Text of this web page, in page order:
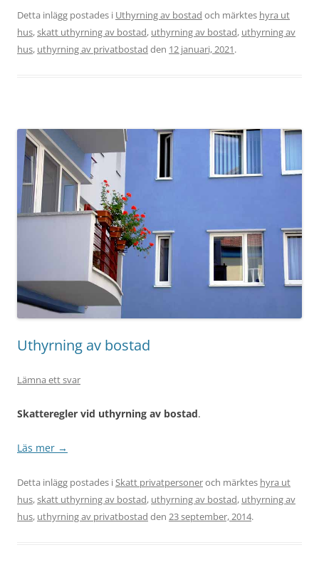
Detta inlägg postades i Uthyrning av bostad och märktes hyra ut
hus,skatt uthyrning av bostad, uthyrning av bostad, uthyrning av
hus, uthyrning av privatbostad den 12 januari, 2021.
Uthyrning av bostad
Lämna ett svar
Skatteregler vid uthyrning av bostad.
Läs mer →
Detta inlägg postades iSkatt privatpersoneroch märktes hyra ut
hus,skatt uthyrning av bostad, uthyrning av bostad, uthyrning av
hus, uthyrning av privatbostad den 23 september, 2014.